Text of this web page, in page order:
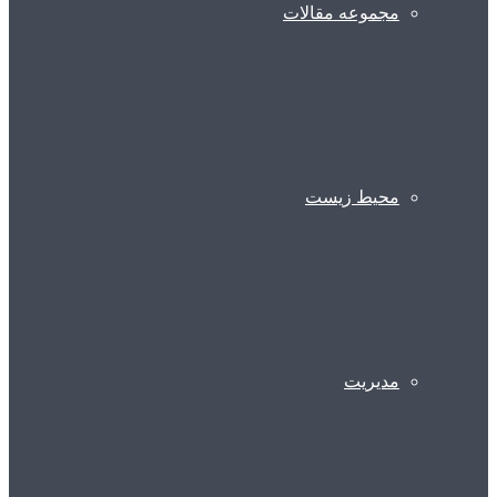
مجموعه مقالات
محیط زیست
مدیریت